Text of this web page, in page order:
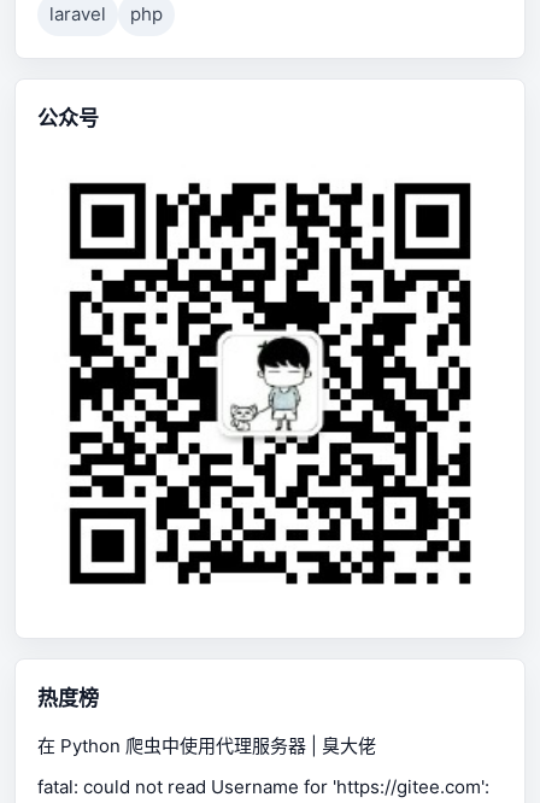
laravel
php
公众号
热度榜
在 Python 爬虫中使用代理服务器 | 臭大佬
fatal: could not read Username for 'https://gitee.com':